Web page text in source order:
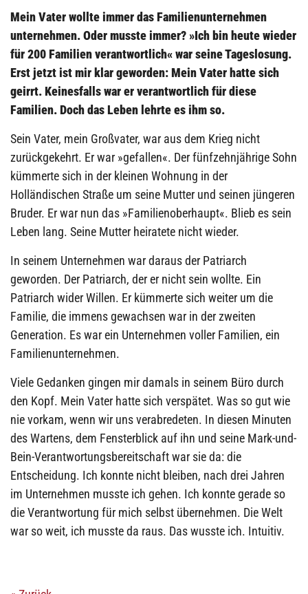
Mein Vater wollte immer das Familienunternehmen
unternehmen. Oder musste immer? »Ich bin heute wieder
für 200 Familien verantwortlich« war seine Tageslosung.
Erst jetzt ist mir klar geworden: Mein Vater hatte sich
geirrt. Keinesfalls war er verantwortlich für diese
Familien. Doch das Leben lehrte es ihm so.
Sein Vater, mein Großvater, war aus dem Krieg nicht
zurückgekehrt. Er war »gefallen«. Der fünfzehnjährige Sohn
kümmerte sich in der kleinen Wohnung in der
Holländischen Straße um seine Mutter und seinen jüngeren
Bruder. Er war nun das »Familienoberhaupt«. Blieb es sein
Leben lang. Seine Mutter heiratete nicht wieder.
In seinem Unternehmen war daraus der Patriarch
geworden. Der Patriarch, der er nicht sein wollte. Ein
Patriarch wider Willen. Er kümmerte sich weiter um die
Familie, die immens gewachsen war in der zweiten
Generation. Es war ein Unternehmen voller Familien, ein
Familienunternehmen.
Viele Gedanken gingen mir damals in seinem Büro durch
den Kopf. Mein Vater hatte sich verspätet. Was so gut wie
nie vorkam, wenn wir uns verabredeten. In diesen Minuten
des Wartens, dem Fensterblick auf ihn und seine Mark-und-
Bein-Verantwortungsbereitschaft war sie da: die
Entscheidung. Ich konnte nicht bleiben, nach drei Jahren
im Unternehmen musste ich gehen. Ich konnte gerade so
die Verantwortung für mich selbst übernehmen. Die Welt
war so weit, ich musste da raus. Das wusste ich. Intuitiv.